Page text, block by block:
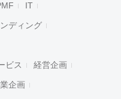
IT
ディング
ビス 経営企画
企画